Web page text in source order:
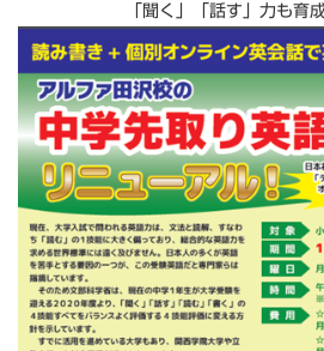
「聞く」「話す」力も育